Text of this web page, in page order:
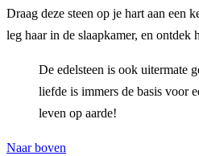
Draag deze steen op je hart aan een
leg haar in de slaapkamer, en ontdek
De edelsteen is ook uitermate
liefde is immers de basis voor
leven op aarde!
Naar boven